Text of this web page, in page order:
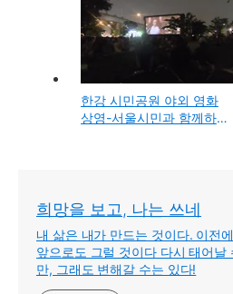
한강 시민공원 야외 영화
상영-서울시민과 함께하는
희망을 보고, 나는 쓰네
내 삶은 내가 만드는 것이다. 이전
앞으로도 그럴 것이다 다시 태어날
만, 그래도 변해갈 수는 있다!